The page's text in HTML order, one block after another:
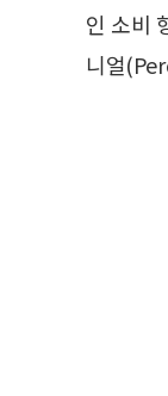
인 소비
니얼